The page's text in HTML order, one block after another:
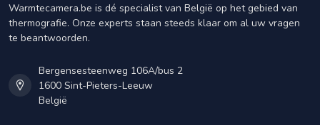
Warmtecamera.be is dé specialist van België op het gebied van
thermografie. Onze experts staan steeds klaar om al uw vragen
te beantwoorden.
Bergensesteenweg 106A/bus 2
1600 Sint-Pieters-Leeuw
België